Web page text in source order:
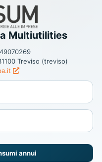
Multiutilities
Treviso (treviso)
annui